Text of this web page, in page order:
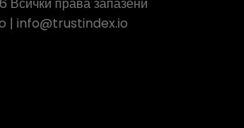
права запазени
| info@trustindex.io